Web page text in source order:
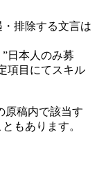
排除する文言は
日本人のみ募
項目にてスキル
原稿内で該当す
もあります。